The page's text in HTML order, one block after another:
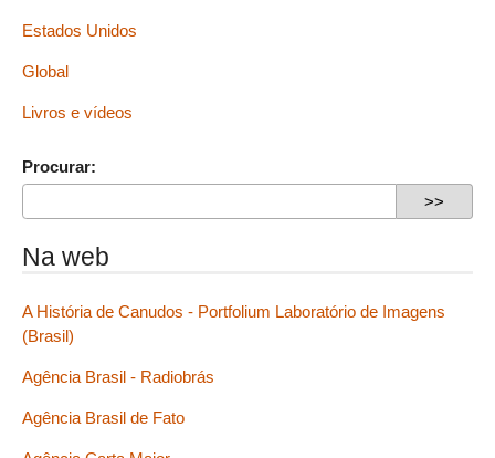
Estados Unidos
Global
Livros e vídeos
Procurar:
Na web
A História de Canudos - Portfolium Laboratório de Imagens
(Brasil)
Agência Brasil - Radiobrás
Agência Brasil de Fato